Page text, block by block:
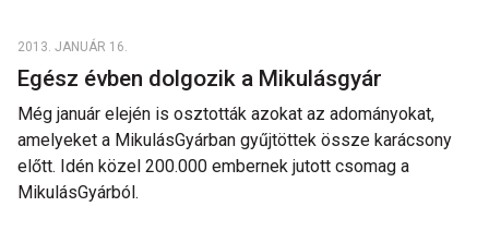
2013. JANUÁR 16.
Egész évben dolgozik a Mikulásgyár
Még január elején is osztották azokat az adományokat,
amelyeket a MikulásGyárban gyűjtöttek össze karácsony
előtt. Idén közel 200.000 embernek jutott csomag a
MikulásGyárból.